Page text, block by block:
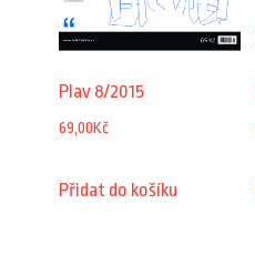
Plav 8/2015
69,00Kč
Přidat do košíku